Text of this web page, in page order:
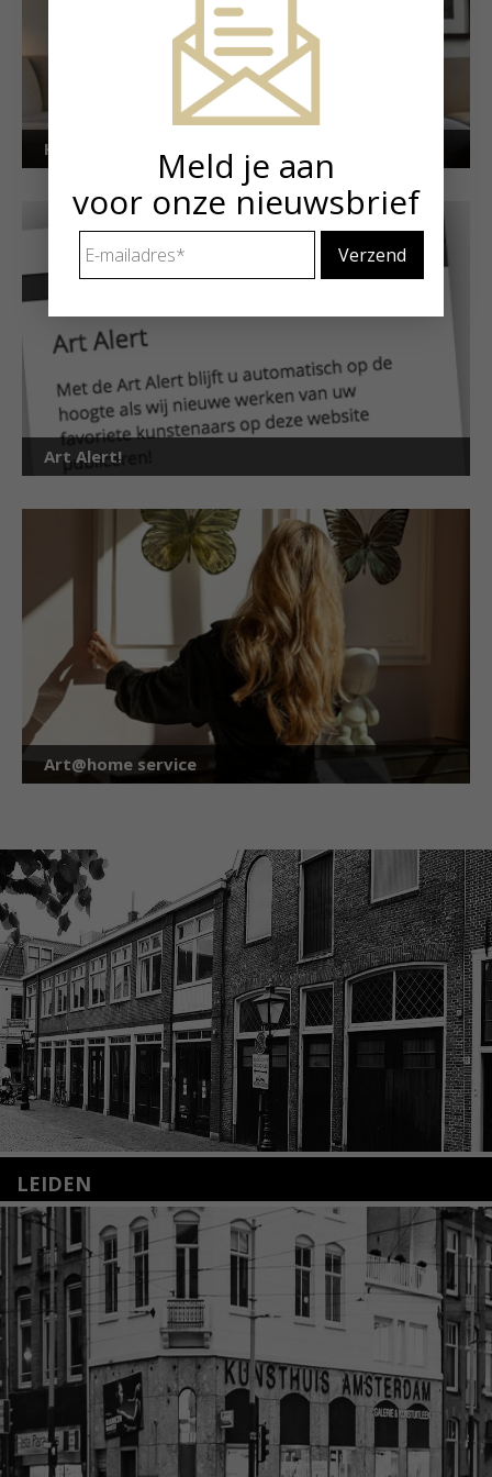
Kunstuitleen voor particulieren
Art Alert!
Art@home service
LEIDEN
Nieuwstraat 35
2312 KA Leiden
+31(0)71 – 52 84 480
info@kunsthuisleiden.nl
Lees meer
Meld je aan
voor onze nieuwsbrief
mailadres *